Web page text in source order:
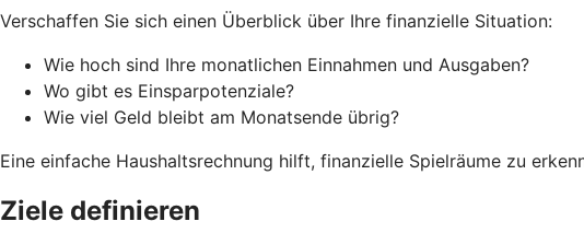
Verschaffen Sie sich einen Überblick über Ihre finanzielle Situation:
Wie hoch sind Ihre monatlichen Einnahmen und Ausgaben?
Wo gibt es Einsparpotenziale?
Wie viel Geld bleibt am Monatsende übrig?
Eine einfache Haushaltsrechnung hilft, finanzielle Spielräume zu
Ziele definieren